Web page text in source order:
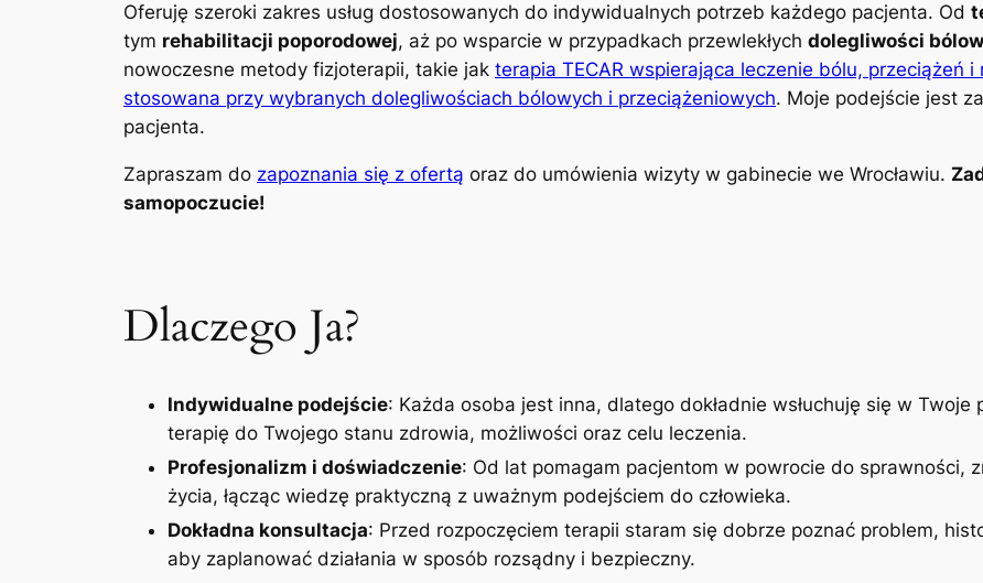
Oferuję szeroki zakres usług dostosowanych do indywidualnych potrzeb każdego pacjenta. Od
tym rehabilitacji poporodowej, aż po wsparcie w przypadkach przewlekłych dolegliwości
nowoczesne metody fizjoterapii, takie jak terapia TECAR wspierająca leczenie bólu, przeciążeń
stosowana przy wybranych dolegliwościach bólowych i przeciążeniowych. Moje podejście jest
pacjenta.
Zapraszam do zapoznania się z ofertą oraz do umówienia wizyty w gabinecie we Wrocławiu.
samopoczucie!
Dlaczego Ja?
Indywidualne podejście: Każda osoba jest inna, dlatego dokładnie wsłuchuję się w
terapię do Twojego stanu zdrowia, możliwości oraz celu leczenia.
Profesjonalizm i doświadczenie: Od lat pomagam pacjentom w powrocie do sprawności,
życia, łącząc wiedzę praktyczną z uważnym podejściem do człowieka.
Dokładna konsultacja: Przed rozpoczęciem terapii staram się dobrze poznać problem,
aby zaplanować działania w sposób rozsądny i bezpieczny.